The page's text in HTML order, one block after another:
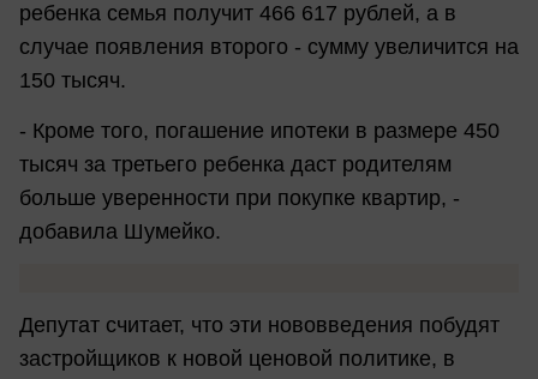
ребенка семья получит 466 617 рублей, а в
случае появления второго - сумму увеличится на
150 тысяч.
- Кроме того, погашение ипотеки в размере 450
тысяч за третьего ребенка даст родителям
больше уверенности при покупке квартир, -
добавила Шумейко.
Депутат считает, что эти нововведения побудят
застройщиков к новой ценовой политике, в